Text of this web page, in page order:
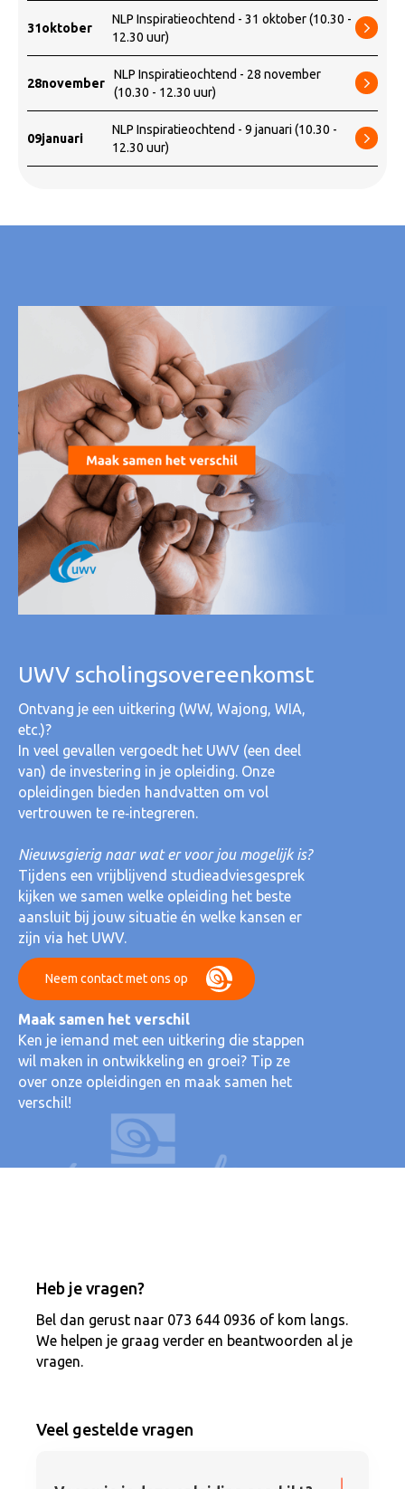
31oktober
NLP Inspiratieochtend - 31 oktober (10.30 -
12.30 uur)
28november
NLP Inspiratieochtend - 28 november
(10.30 - 12.30 uur)
09januari
NLP Inspiratieochtend - 9 januari (10.30 -
12.30 uur)
UWV scholingsovereenkomst
Ontvang je een uitkering (WW, Wajong, WIA,
etc.)?
In veel gevallen vergoedt het UWV (een deel
van) de investering in je opleiding. Onze
opleidingen bieden handvatten om vol
vertrouwen te re‑integreren.
Nieuwsgierig naar wat er voor jou mogelijk is?
Tijdens een vrijblijvend studieadviesgesprek
kijken we samen welke opleiding het beste
aansluit bij jouw situatie én welke kansen er
zijn via het UWV.
Neem contact met ons op
Maak samen het verschil
Ken je iemand met een uitkering die stappen
wil maken in ontwikkeling en groei? Tip ze
over onze opleidingen en maak samen het
verschil!
Heb je vragen?
Bel dan gerust naar 073 644 0936 of kom langs.
We helpen je graag verder en beantwoorden al je
vragen.
Veel gestelde vragen
Deze opleiding is geschikt voor iedereen die
stappen wil maken in eigen ontwikkeling, die
professioneel wil groeien, die beter wil